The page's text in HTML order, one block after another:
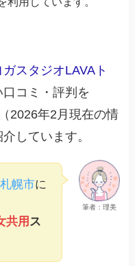
スタジオLAVAト
コミ・評判を
2026年2月現在の情
しています。
筆者：理美
札幌市に
共用 ス